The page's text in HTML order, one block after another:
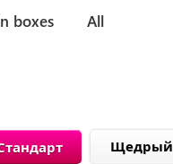
boxes All
Щедрый